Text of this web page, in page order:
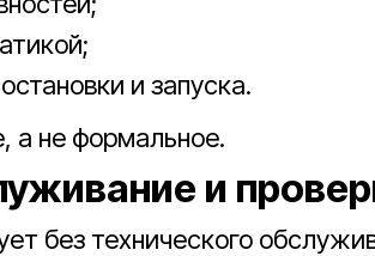
и запуска.
а не формальное.
и
без технического